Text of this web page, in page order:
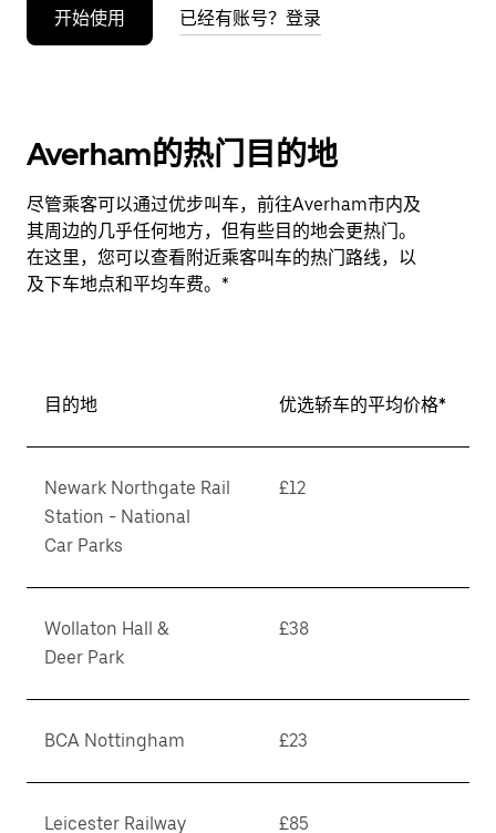
开始使用 已经有账号？登录
Averham的热门目的地
尽管乘客可以通过优步叫车，前往Averham市内及
其周边的几乎任何地方，但有些目的地会更热门。
在这里，您可以查看附近乘客叫车的热门路线，以
及下车地点和平均车费。*
目的地 优选轿车的平均价格*
Newark Northgate Rail
Station - National
Car Parks
£12
Wollaton Hall &
Deer Park
£38
BCA Nottingham £23
Leicester Railway
£85